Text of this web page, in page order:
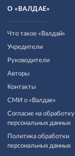
О «ВАЛДАЕ»
Что такое «Валдай»
Учредители
Руководители
Авторы
Контакты
СМИ о «Валдае»
Согласие на обработку
персональных данных
Политика обработки
персональных данных